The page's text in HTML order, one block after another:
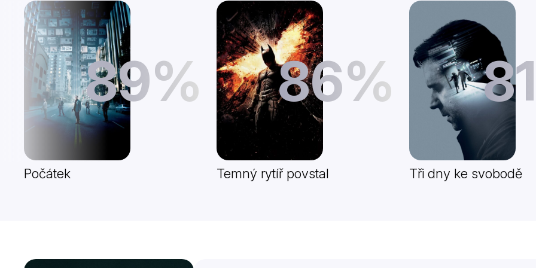
89%
Počátek
86%
Temný rytíř povstal Tři dny ke svobodě